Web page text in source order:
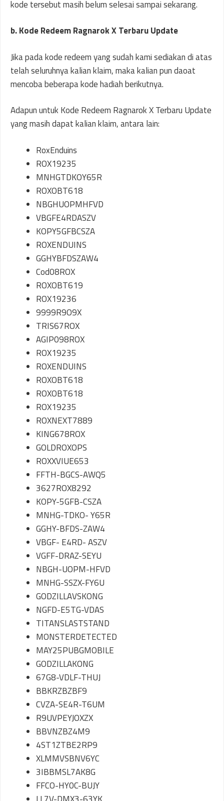
kode tersebut masih belum selesai sampai sekarang.
b.Kode Redeem Ragnarok X Terbaru Update
Jika pada kode redeem yang sudah kami sediakan di atas
telah seluruhnya kalian klaim, maka kalian pun daoat
mencoba beberapa kode hadiah berikutnya.
Adapun untuk Kode Redeem Ragnarok X Terbaru Update
yang masih dapat kalian klaim, antara lain:
RoxEnduins
ROX19235
MNHGTDKOY65R
ROXOBT618
NBGHUOPMHFVD
VBGFE4RDASZV
KOPY5GFBCSZA
ROXENDUINS
GGHYBFDSZAW4
Cod08ROX
ROXOBT619
ROX19236
9999R9O9X
TRIS67ROX
AGIP098ROX
ROX19235
ROXENDUINS
ROXOBT618
ROXOBT618
ROX19235
ROXNEXT7889
KING678ROX
GOLDROXOPS
ROXXVIUE653
FFTH-BGCS-AWQ5
3627ROX8292
KOPY-5GFB-CSZA
MNHG-TDKO- Y65R
GGHY-BFDS-ZAW4
VBGF- E4RD- ASZV
VGFF-DRAZ-SEYU
NBGH-UOPM-HFVD
MNHG-SSZX-FY6U
GODZILLAVSKONG
NGFD-E5TG-VDAS
TITANSLASTSTAND
MONSTERDETECTED
MAY25PUBGMOBILE
GODZILLAKONG
67G8-VDLF-THUJ
BBKRZBZBF9
CVZA-SE4R-T6UM
R9UVPEYJOXZX
BBVNZBZ4M9
4ST1ZTBE2RP9
XLMMVSBNV6YC
3IBBMSL7AK8G
FFCO-HY0C-BUJY